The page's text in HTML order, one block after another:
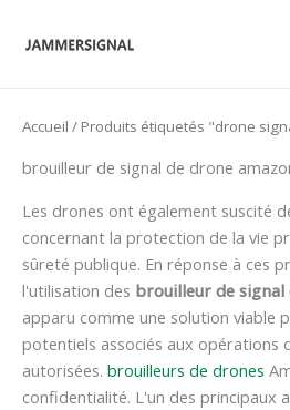
Accueil / Produits étiquetés "drone
brouilleur de signal de drone
Les drones ont également suscité
concernant la protection de la vie
sûreté publique. En réponse à ces
l'utilisation des brouilleur de signal
apparu comme une solution viable
potentiels associés aux opérations
autorisées. brouilleurs de drones
confidentialité. L'un des principaux